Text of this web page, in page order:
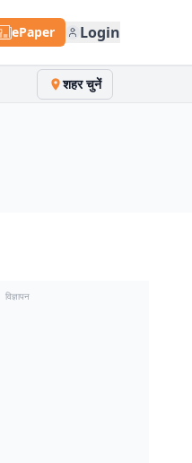
ePaper Login
शहर चुनें
विज्ञापन